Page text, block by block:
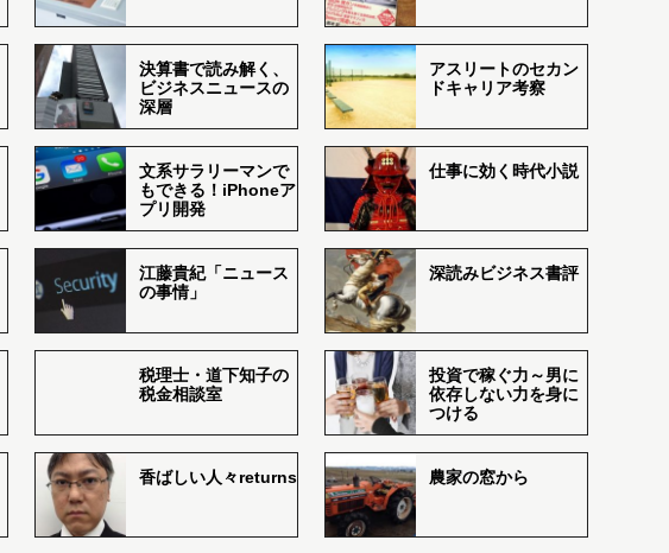
決算書で読み解く、
ビジネスニュースの
深層
アスリートのセカン
ドキャリア考察
文系サラリーマンで
もできる！iPhoneア
プリ開発
仕事に効く時代小説
江藤貴紀「ニュース
の事情」
深読みビジネス書評
税理士・道下知子の
税金相談室
投資で稼ぐ力～男に
依存しない力を身に
つける
香ばしい人々returns 農家の窓から